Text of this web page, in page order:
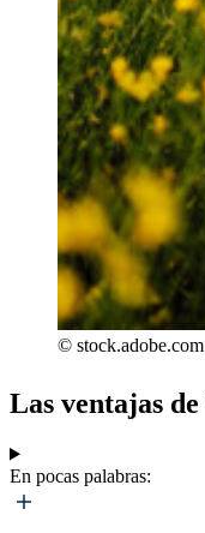
© stock.adobe.com
Las ventajas
En pocas palabras: